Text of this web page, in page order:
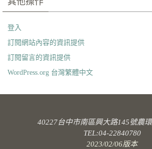
登入
訂閱網站內容的資訊提供
訂閱留言的資訊提供
WordPress.org 台灣繁體中文
40227台中市南區興大路145號農
TEL:04-22840780
2023/02/06版本